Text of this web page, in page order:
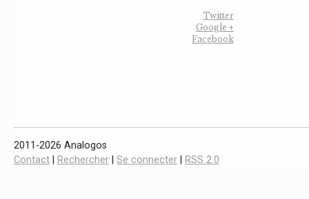
Twitter
Google +
Facebook
2011-2026 Analogos
Contact
Rechercher Se connecter RSS 2.0